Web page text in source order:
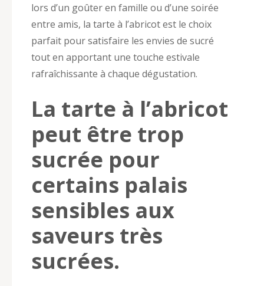
lors d’un goûter en famille ou d’une soirée
entre amis, la tarte à l’abricot est le choix
parfait pour satisfaire les envies de sucré
tout en apportant une touche estivale
rafraîchissante à chaque dégustation.
La tarte à l’abricot
peut être trop
sucrée pour
certains palais
sensibles aux
saveurs très
sucrées.